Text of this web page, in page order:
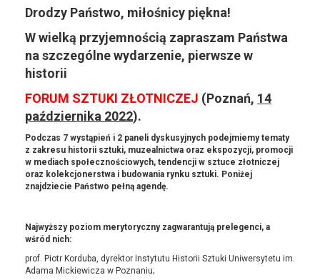
Drodzy Państwo, miłośnicy piękna!
W wielką przyjemnością zapraszam Państwa
na szczególne wydarzenie, pierwsze w
historii
FORUM SZTUKI ZŁOTNICZEJ (Poznań, 14
października 2022).
Podczas 7 wystąpień i 2 paneli dyskusyjnych podejmiemy tematy
z zakresu historii sztuki, muzealnictwa oraz ekspozycji, promocji
w mediach społecznościowych, tendencji w sztuce złotniczej
oraz kolekcjonerstwa i budowania rynku sztuki. Poniżej
znajdziecie Państwo pełną agendę.
Najwyższy poziom merytoryczny zagwarantują prelegenci, a
wśród nich:
prof. Piotr Korduba, dyrektor Instytutu Historii Sztuki Uniwersytetu im.
Adama Mickiewicza w Poznaniu;